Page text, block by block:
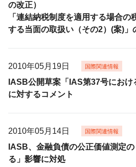
の改正）
「連結納税制度を適用する場合の
する当面の取扱い（その2）(案)」
2010年05月19日 国際関連情報
IASB公開草案「IAS第37号におけ
に対するコメント
2010年05月14日 国際関連情報
IASB、金融負債の公正価値測定
る」影響に対処